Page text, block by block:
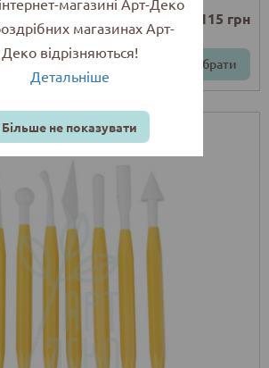
від 115 грн
Обрати
магазині Арт-Деко
магазинах Арт-
Деко відрізняються!
Детальніше
Більше не показувати